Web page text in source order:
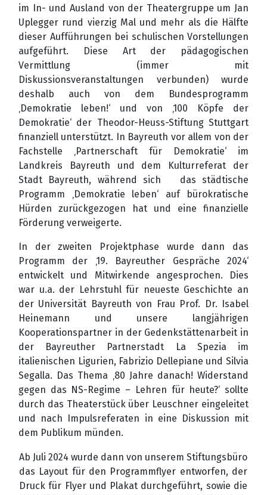
im In- und Ausland von der Theatergruppe um Jan
Uplegger rund vierzig Mal und mehr als die Hälfte
dieser Aufführungen bei schulischen Vorstellungen
aufgeführt. Diese Art der pädagogischen
Vermittlung (immer mit
Diskussionsveranstaltungen verbunden) wurde
deshalb auch von dem Bundesprogramm
‚Demokratie leben!‘ und von ‚100 Köpfe der
Demokratie‘ der Theodor-Heuss-Stiftung Stuttgart
finanziell unterstützt. In Bayreuth vor allem von der
Fachstelle ‚Partnerschaft für Demokratie‘ im
Landkreis Bayreuth und dem Kulturreferat der
Stadt Bayreuth, während sich das städtische
Programm ‚Demokratie leben‘ auf bürokratische
Hürden zurückgezogen hat und eine finanzielle
Förderung verweigerte.
In der zweiten Projektphase wurde dann das
Programm der ‚19. Bayreuther Gespräche 2024‘
entwickelt und Mitwirkende angesprochen. Dies
war u.a. der Lehrstuhl für neueste Geschichte an
der Universität Bayreuth von Frau Prof. Dr. Isabel
Heinemann und unsere langjährigen
Kooperationspartner in der Gedenkstättenarbeit in
der Bayreuther Partnerstadt La Spezia im
italienischen Ligurien, Fabrizio Dellepiane und Silvia
Segalla. Das Thema ‚80 Jahre danach! Widerstand
gegen das NS-Regime – Lehren für heute?‘ sollte
durch das Theaterstück über Leuschner eingeleitet
und nach Impulsreferaten in eine Diskussion mit
dem Publikum münden.
Ab Juli 2024 wurde dann von unserem Stiftungsbüro
das Layout für den Programmflyer entworfen, der
Druck für Flyer und Plakat durchgeführt, sowie die